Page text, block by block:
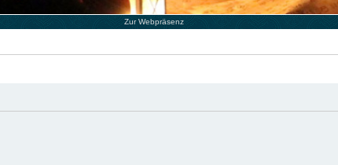
Zur Webpräsenz